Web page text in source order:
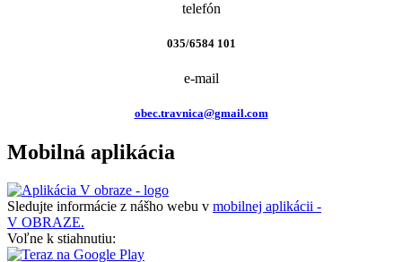
telefón
035/6584 101
e-mail
obec.travnica@gmail.com
Mobilná aplikácia
Sledujte informácie z nášho webu v mobilnej aplikácii -
V OBRAZE.
Voľne k stiahnutiu: